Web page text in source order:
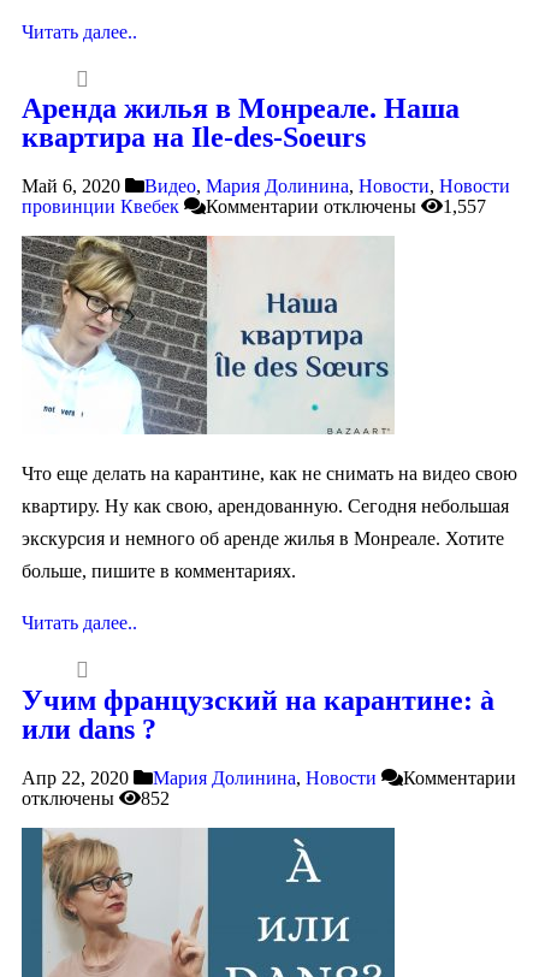
Читать далее..
Аренда жилья в Монреале. Наша
квартира на Ile-des-Soeurs
Май 6, 2020 Видео, Мария Долинина, Новости, Новости
провинции Квебек
Комментарии отключены 1,557
Что еще делать на карантине, как не снимать на видео свою
квартиру. Ну как свою, арендованную. Сегодня небольшая
экскурсия и немного об аренде жилья в Монреале. Хотите
больше, пишите в комментариях.
Читать далее..
Учим французский на карантине: à
или dans ?
Апр 22, 2020 Мария Долинина, Новости
Комментарии
отключены
852